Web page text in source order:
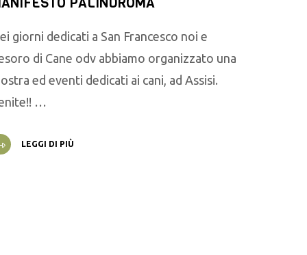
giorni dedicati a San Francesco noi e
di Cane odv abbiamo organizzato una
ed eventi dedicati ai cani, ad Assisi.
…
LEGGI DI PIÙ